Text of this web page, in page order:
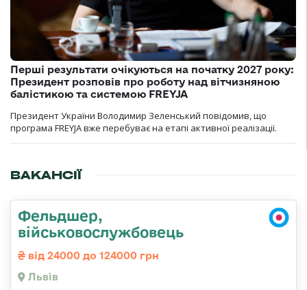
Перші результати очікуються на початку 2027 року:
Президент розповів про роботу над вітчизняною
балістикою та системою FREYJA
Президент України Володимир Зеленський повідомив, що
програма FREYJA вже перебуває на етапі активної реалізації.
ВАКАНСІЇ
Фельдшер,
військовослужбовець
від 24000 до 124000 грн
Львів